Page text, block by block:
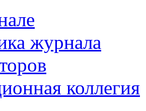
журнала
коллегия